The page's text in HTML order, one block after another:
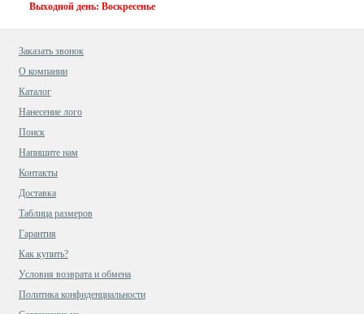
Выходной день: Воскресенье
Заказать звонок
О компании
Каталог
Нанесение лого
Поиск
Напишите нам
Контакты
Доставка
Таблица размеров
Гарантия
Как купить?
Условия возврата и обмена
Политика конфиденциальности